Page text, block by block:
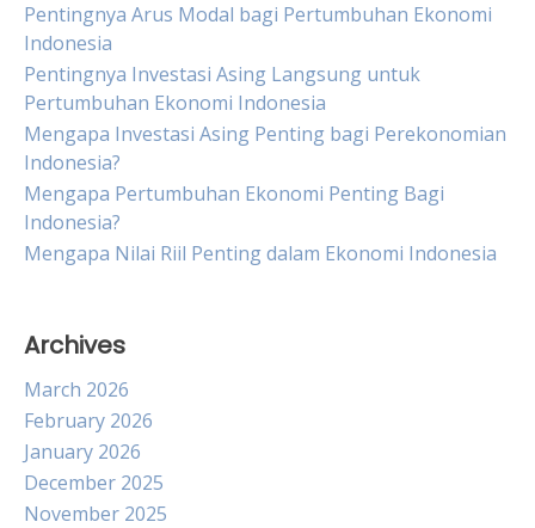
Pentingnya Arus Modal bagi Pertumbuhan Ekonomi
Indonesia
Pentingnya Investasi Asing Langsung untuk
Pertumbuhan Ekonomi Indonesia
Mengapa Investasi Asing Penting bagi Perekonomian
Indonesia?
Mengapa Pertumbuhan Ekonomi Penting Bagi
Indonesia?
Mengapa Nilai Riil Penting dalam Ekonomi Indonesia
Archives
March 2026
February 2026
January 2026
December 2025
November 2025